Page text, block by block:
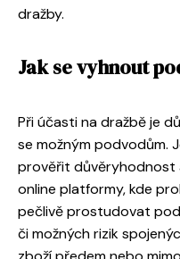
dražby.
Jak se vyhnout
Při účasti na dražbě je
se možným podvodům.
prověřit důvěryhodnost
online platformy, kde
pečlivě prostudovat
či možných rizik